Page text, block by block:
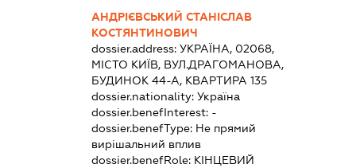
АНДРІЄВСЬКИЙ СТАНІСЛАВ
КОСТЯНТИНОВИЧ
dossier.address: УКРАЇНА, 02068,
МІСТО КИЇВ, ВУЛ.ДРАГОМАНОВА,
БУДИНОК 44-А, КВАРТИРА 135
dossier.nationality: Україна
dossier.benefInterest: -
dossier.benefType: Не прямий
вирішальний вплив
dossier.benefRole: КІНЦЕВИЙ